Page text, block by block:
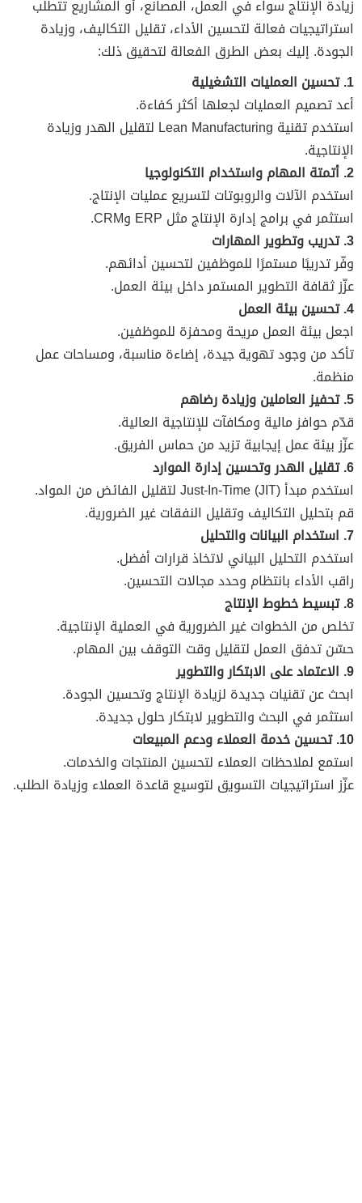
زيادة الإنتاج سواء في العمل، المصانع، أو المشاريع تتطلب
استراتيجيات فعالة لتحسين الأداء، تقليل التكاليف، وزيادة
الجودة. إليك بعض الطرق الفعالة لتحقيق ذلك:
1. تحسين العمليات التشغيلية
أعد تصميم العمليات لجعلها أكثر كفاءة.
استخدم تقنية Lean Manufacturing لتقليل الهدر وزيادة
الإنتاجية.
2. أتمتة المهام واستخدام التكنولوجيا
استخدم الآلات والروبوتات لتسريع عمليات الإنتاج.
استثمر في برامج إدارة الإنتاج مثل ERP وCRM.
3. تدريب وتطوير المهارات
وفّر تدريبًا مستمرًا للموظفين لتحسين أدائهم.
عزّز ثقافة التطوير المستمر داخل بيئة العمل.
4. تحسين بيئة العمل
اجعل بيئة العمل مريحة ومحفزة للموظفين.
تأكد من وجود تهوية جيدة، إضاءة مناسبة، ومساحات عمل
منظمة.
5. تحفيز العاملين وزيادة رضاهم
قدّم حوافز مالية ومكافآت للإنتاجية العالية.
عزّز بيئة عمل إيجابية تزيد من حماس الفريق.
6. تقليل الهدر وتحسين إدارة الموارد
استخدم مبدأ Just-In-Time (JIT) لتقليل الفائض من المواد.
قم بتحليل التكاليف وتقليل النفقات غير الضرورية.
7. استخدام البيانات والتحليل
استخدم التحليل البياني لاتخاذ قرارات أفضل.
راقب الأداء بانتظام وحدد مجالات التحسين.
8. تبسيط خطوط الإنتاج
تخلص من الخطوات غير الضرورية في العملية الإنتاجية.
حسّن تدفق العمل لتقليل وقت التوقف بين المهام.
9. الاعتماد على الابتكار والتطوير
ابحث عن تقنيات جديدة لزيادة الإنتاج وتحسين الجودة.
استثمر في البحث والتطوير لابتكار حلول جديدة.
10. تحسين خدمة العملاء ودعم المبيعات
استمع لملاحظات العملاء لتحسين المنتجات والخدمات.
عزّز استراتيجيات التسويق لتوسيع قاعدة العملاء وزيادة الطلب.